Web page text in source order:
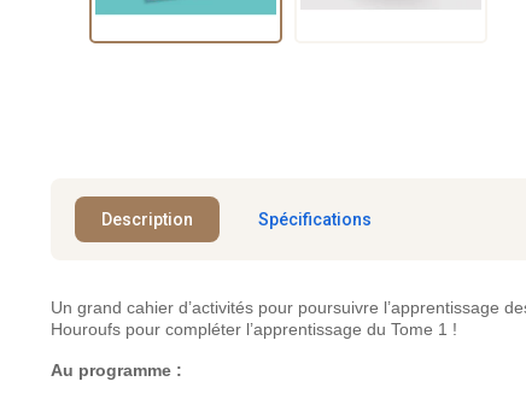
Description Spécifications
Un grand cahier d’activités pour poursuivre l’apprentissage
Houroufs pour compléter l’apprentissage du Tome 1 !
Au programme :